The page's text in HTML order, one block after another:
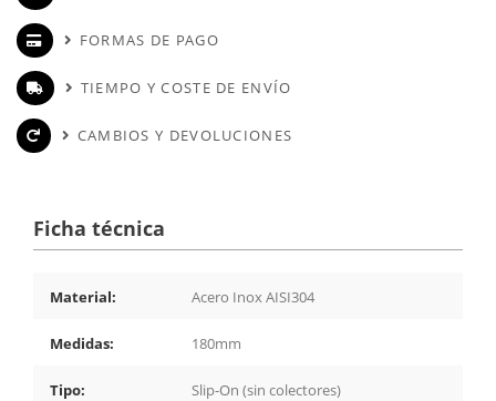
FORMAS DE PAGO
TIEMPO Y COSTE DE ENVÍO
CAMBIOS Y DEVOLUCIONES
Ficha técnica
Material: Acero Inox AISI304
Medidas: 180mm
Tipo: Slip-On (sin colectores)